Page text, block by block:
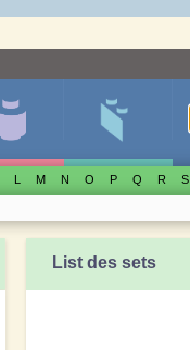
L M N O P Q R S
List des sets